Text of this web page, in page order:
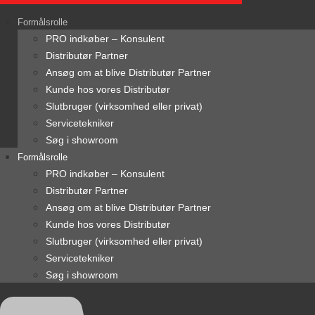
content
Formålsrolle
PRO indkøber – Konsulent
Distributør Partner
Ansøg om at blive Distributør Partner
Kunde hos vores Distributør
Slutbruger (virksomhed eller privat)
Servicetekniker
Søg i showroom
Formålsrolle
PRO indkøber – Konsulent
Distributør Partner
Ansøg om at blive Distributør Partner
Kunde hos vores Distributør
Slutbruger (virksomhed eller privat)
Servicetekniker
Søg i showroom